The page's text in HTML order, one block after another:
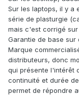
Sur les laptops, il y a
série de plasturgie
mais c'est corrigé
Garantie de base sur
Marque
distributeurs, donc
qui présente l'intérêt
continuité et durée
permet de répondre